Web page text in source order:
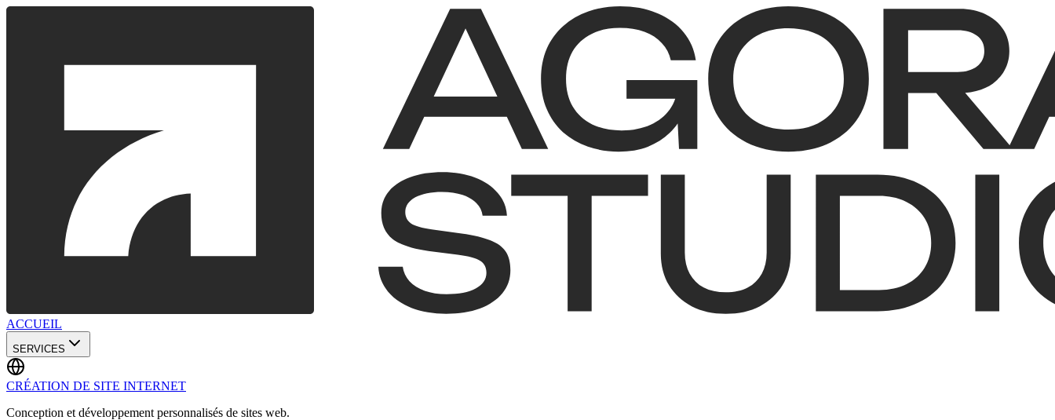
ACCUEIL
SERVICES
CRÉATION DE SITE INTERNET
Conception et développement personnalisés de sites web.